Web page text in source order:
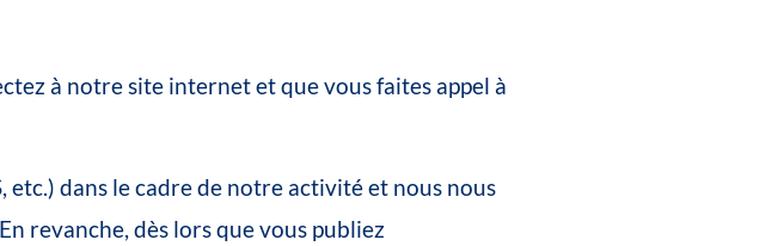
à notresite internetetquevousfaites appel à
etc.) dans lecadrede notre activitéet nous nous
revanche, dès lorsquevous publiez